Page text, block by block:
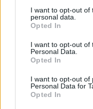
not limited to your visit
grant or deny consent
use your data for below
consent section.
I want to opt-out of
personal data.
Opted In
I want to opt-out of
Personal Data.
Opted In
I want to opt-out of
Personal Data for
Opted In
Nokia Lumia 710